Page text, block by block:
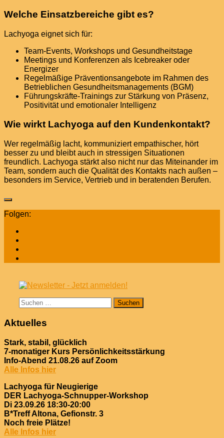
Welche Einsatzbereiche gibt es?
Lachyoga eignet sich für:
Team-Events, Workshops und Gesundheitstage
Meetings und Konferenzen als Icebreaker oder
Energizer
Regelmäßige Präventionsangebote im Rahmen des
Betrieblichen Gesundheitsmanagements (BGM)
Führungskräfte-Trainings zur Stärkung von Präsenz,
Positivität und emotionaler Intelligenz
Wie wirkt Lachyoga auf den Kundenkontakt?
Wer regelmäßig lacht, kommuniziert empathischer, hört
besser zu und bleibt auch in stressigen Situationen
freundlich. Lachyoga stärkt also nicht nur das Miteinander im
Team, sondern auch die Qualität des Kontakts nach außen –
besonders im Service, Vertrieb und in beratenden Berufen.
Folgen:
Suchen
nach:
Aktuelles
Stark, stabil, glücklich
7-monatiger Kurs Persönlichkeitsstärkung
Info-Abend 21.08.26 auf Zoom
Alle Infos hier
Lachyoga für Neugierige
DER Lachyoga-Schnupper-Workshop
Di 23.09.26 18:30-20:00
B*Treff Altona, Gefionstr. 3
Noch freie Plätze!
Alle Infos hier